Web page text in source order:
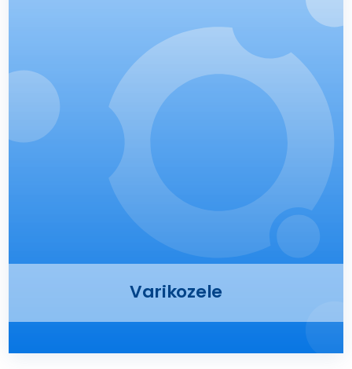
Kontakt
Karriere
Varikozele